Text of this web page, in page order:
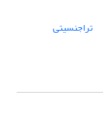
تراجنسیتی